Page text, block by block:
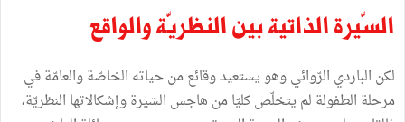
السّيرة الذاتية بين النظريّة والواقع
لكن الباردي الرّوائي وهو يستعيد وقائع من حياته الخاصّة والعامّة في
مرحلة الطفولة لم يتخلّص كليّا من هاجس السّيرة وإشكالاتها النظريّة،